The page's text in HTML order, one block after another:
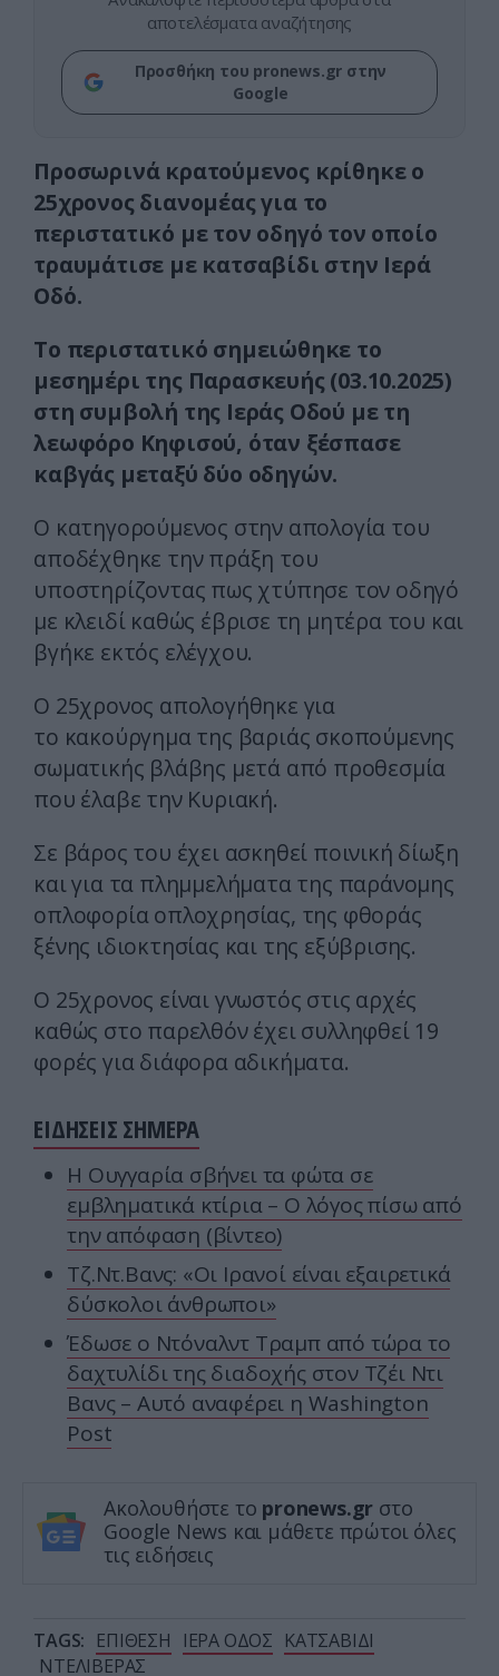
αποτελέσματα αναζήτησης
Προσθήκη του pronews.gr στην
Google
Προσωρινά κρατούμενος κρίθηκε ο
25χρονος διανομέας για το
περιστατικό με τον οδηγό τον οποίο
τραυμάτισε με κατσαβίδι στην Ιερά
Οδό.
Το περιστατικό σημειώθηκε το
μεσημέρι της Παρασκευής (03.10.2025)
στη συμβολή της Ιεράς Οδού με τη
λεωφόρο Κηφισού, όταν ξέσπασε
καβγάς μεταξύ δύο οδηγών.
Ο κατηγορούμενος στην απολογία του
αποδέχθηκε την πράξη του
υποστηρίζοντας πως χτύπησε τον οδηγό
με κλειδί καθώς έβρισε τη μητέρα του και
βγήκε εκτός ελέγχου.
Ο 25χρονος απολογήθηκε για
το κακούργημα της βαριάς σκοπούμενης
σωματικής βλάβης μετά από προθεσμία
που έλαβε την Κυριακή.
Σε βάρος του έχει ασκηθεί ποινική δίωξη
και για τα πλημμελήματα της παράνομης
οπλοφορία οπλοχρησίας, της φθοράς
ξένης ιδιοκτησίας και της εξύβρισης.
Ο 25χρονος είναι γνωστός στις αρχές
καθώς στο παρελθόν έχει συλληφθεί 19
φορές για διάφορα αδικήματα.
ΕΙΔΗΣΕΙΣ ΣΗΜΕΡΑ
Η Ουγγαρία σβήνει τα φώτα σε
εμβληματικά κτίρια – Ο λόγος πίσω από
την απόφαση (βίντεο)
Τζ.Ντ.Βανς: «Οι Ιρανοί είναι εξαιρετικά
δύσκολοι άνθρωποι»
Έδωσε ο Ντόναλντ Τραμπ από τώρα το
δαχτυλίδι της διαδοχής στον Τζέι Ντι
Βανς – Αυτό αναφέρει η Washington
Post
Ακολουθήστε το pronews.gr στο
Google News και μάθετε πρώτοι όλες
τις ειδήσεις
TAGS: ΕΠΙΘΕΣΗ ΙΕΡΑ ΟΔΟΣ ΚΑΤΣΑΒΙΔΙ
ΝΤΕΛΙΒΕΡΑΣ